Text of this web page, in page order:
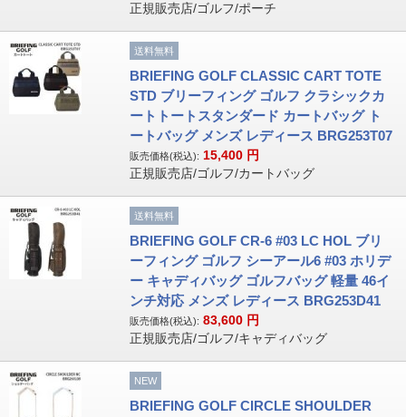
正規販売店/ゴルフ/ポーチ
送料無料
BRIEFING GOLF CLASSIC CART TOTE
STD ブリーフィング ゴルフ クラシックカ
ートトートスタンダード カートバッグ ト
ートバッグ メンズ レディース BRG253T07
販売価格(税込): 15,400 円
正規販売店/ゴルフ/カートバッグ
送料無料
BRIEFING GOLF CR-6 #03 LC HOL ブリ
ーフィング ゴルフ シーアール6 #03 ホリデ
ー キャディバッグ ゴルフバッグ 軽量 46イ
ンチ対応 メンズ レディース BRG253D41
販売価格(税込): 83,600 円
正規販売店/ゴルフ/キャディバッグ
NEW
BRIEFING GOLF CIRCLE SHOULDER